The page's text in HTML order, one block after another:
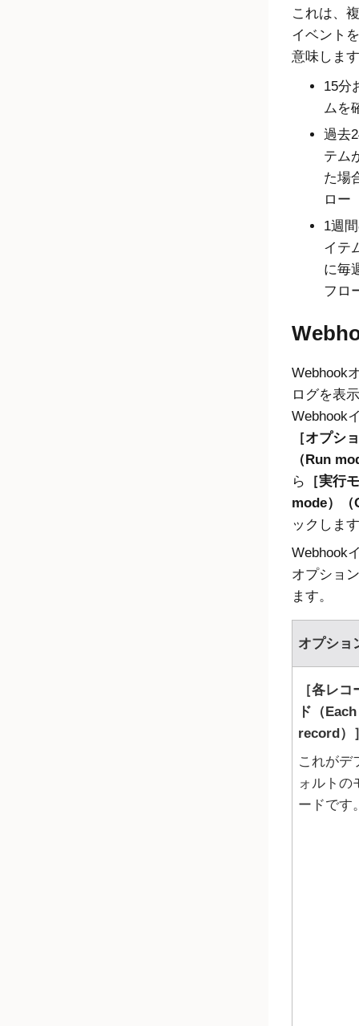
これは、
イベント
意味しま
15分
ムを
過去
テム
た場
ロー
1週
イテ
に毎
フロ
Webhook
ログを表
Webhook
オプシ
（Run
ら
実行
mode）
ックしま
Webhook
オプショ
ます。
オプショ
各レコ
ド（Each
record）
これがデ
ォルトの
ードです